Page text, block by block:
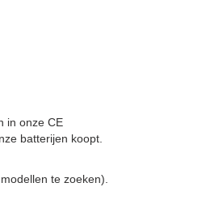
in onze CE
batterijen koopt.
te zoeken).